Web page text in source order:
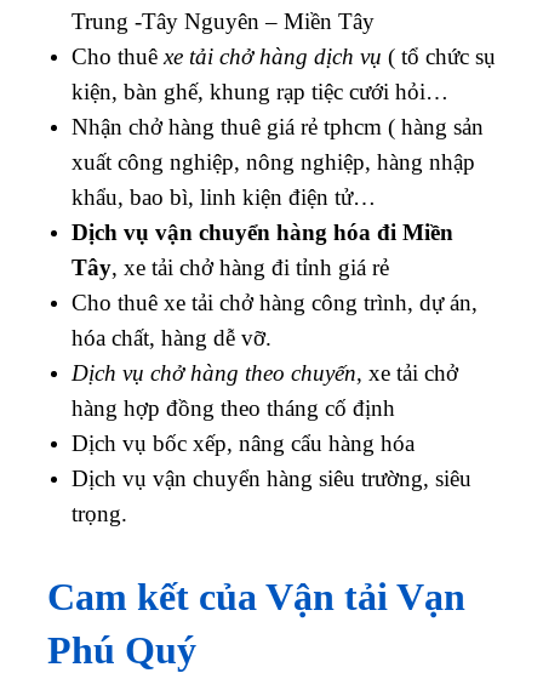
Trung -Tây Nguyên – Miền Tây
Cho thuê xe tải chở hàng dịch vụ ( tổ chức sụ
kiện, bàn ghế, khung rạp tiệc cưới hỏi…
Nhận chở hàng thuê giá rẻ tphcm ( hàng sản
xuất công nghiệp, nông nghiệp, hàng nhập
khẩu, bao bì, linh kiện điện tử…
Dịch vụ vận chuyển hàng hóa đi Miền
Tây, xe tải chở hàng đi tỉnh giá rẻ
Cho thuê xe tải chở hàng công trình, dự án,
hóa chất, hàng dễ vỡ.
Dịch vụ chở hàng theo chuyến, xe tải chở
hàng hợp đồng theo tháng cố định
Dịch vụ bốc xếp, nâng cẩu hàng hóa
Dịch vụ vận chuyển hàng siêu trường, siêu
trọng.
Cam kết của Vận tải Vạn
Phú Quý